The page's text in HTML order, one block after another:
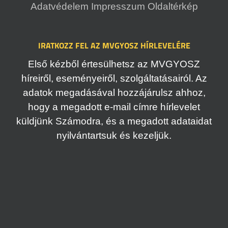
Adatvédelem Impresszum Oldaltérkép
IRATKOZZ FEL AZ MVGYOSZ HÍRLEVELÉRE
Első kézből értesülhetsz az MVGYOSZ
híreiről, eseményeiről, szolgáltatásairól. Az
adatok megadásával hozzájárulsz ahhoz,
hogy a megadott e-mail címre hírlevelet
küldjünk Számodra, és a megadott adataidat
nyilvántartsuk és kezeljük.